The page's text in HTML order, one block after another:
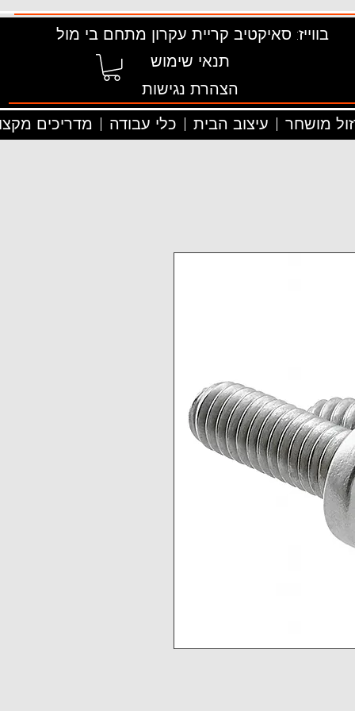
בווייז: סאיקטיב קריית עקרון מתחם בי מול
תנאי שימוש
הצהרת נגישות
מדריכים כלי עבודה עיצוב הבית מושחר